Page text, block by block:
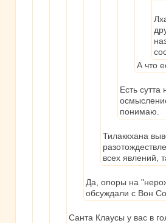
А что
Есть
понимаю.
Тилаккхана
всех явлений,
Да, опоры на
обсуждали с Вон
Санта Клаусы у вас в